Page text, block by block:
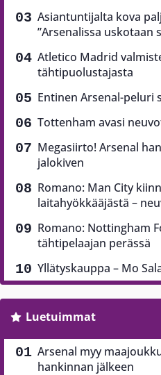
Asiantuntijalta kova
”Arsenalissa uskotaan
Atletico Madrid
tähtipuolustajasta
Entinen Arsenal-peluri
Tottenham avasi
Megasiirto! Arsenal
jalokiven
Romano: Man City
laitahyökkääjästä –
Romano: Nottingham
tähtipelaajan perässä
Yllätyskauppa – Mo
Luetuimmat
Arsenal myy
hankinnan jälkeen